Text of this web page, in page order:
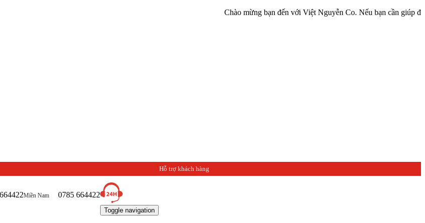
Chào mừng bạn đến với Việt Nguyễn Co. Nếu bạn cần giúp đỡ hãy
Hỗ trợ khách hàng
Miền Nam 0785 664422
Toggle navigation